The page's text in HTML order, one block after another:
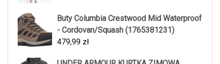
Buty Columbia Crestwood Mid Waterproof
- Cordovan/Squash (1765381231)
479,99 zł